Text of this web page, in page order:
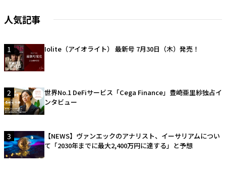
人気記事
1 Iolite（アイオライト） 最新号 7月30日（木）発売！
2
世界No.1 DeFiサービス「Cega Finance」豊崎亜里紗独占イ
ンタビュー
3
【NEWS】ヴァンエックのアナリスト、イーサリアムについ
て「2030年までに最大2,400万円に達する」と予想